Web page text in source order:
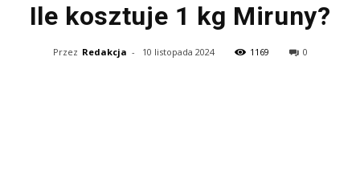
Ile kosztuje 1 kg Miruny?
Przez Redakcja - 10 listopada 2024 1169 0